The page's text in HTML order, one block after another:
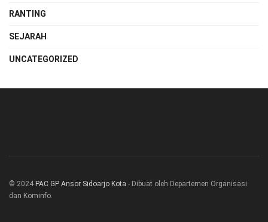
RANTING
SEJARAH
UNCATEGORIZED
© 2024 PAC GP Ansor Sidoarjo Kota - Dibuat oleh Departemen Organisasi
dan Kominfo.